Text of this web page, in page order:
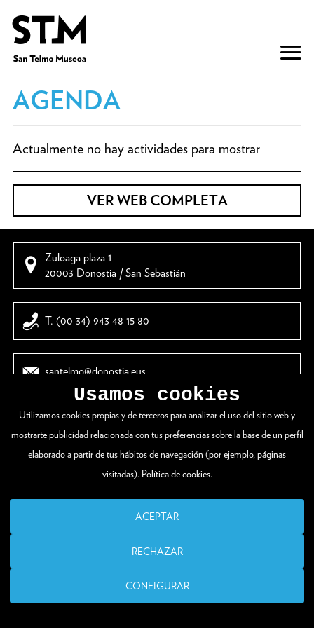
AGENDA
Actualmente no hay actividades para mostrar
VER WEB COMPLETA
Zuloaga plaza 1
20003 Donostia / San Sebastián
T. (00 34) 943 48 15 80
santelmo@donostia.eus
Usamos cookies
Utilizamos cookies propias y de terceros para analizar el uso del sitio web y
mostrarte publicidad relacionada con tus preferencias sobre la base de un perfil
elaborado a partir de tus hábitos de navegación (por ejemplo, páginas
visitadas). Política de cookies.
CONFIGURAR
RECHAZAR
ACEPTAR